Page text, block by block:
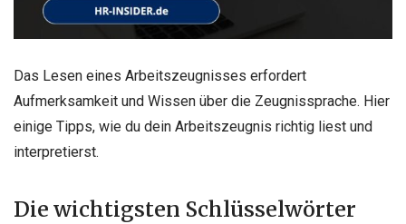
Das Lesen eines Arbeitszeugnisses erfordert
Aufmerksamkeit und Wissen über die Zeugnissprache. Hier
einige Tipps, wie du dein Arbeitszeugnis richtig liest und
interpretierst.
Die wichtigsten Schlüsselwörter